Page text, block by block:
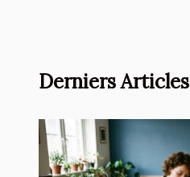
Derniers Articles